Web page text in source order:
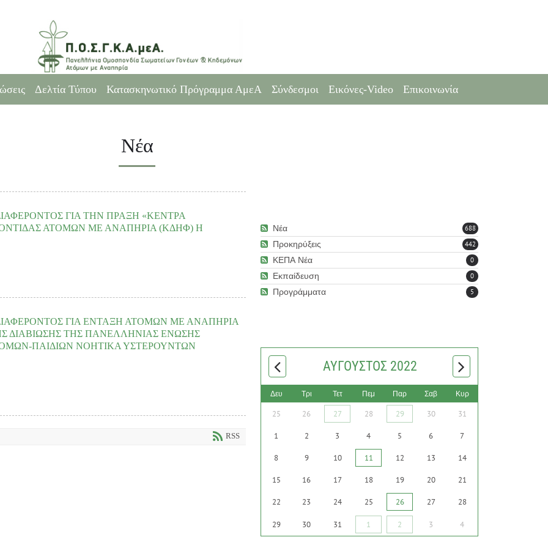
Δελτία Τύπου Κατασκηνωτικό Πρόγραμμα ΑμεΑ Σύνδεσμοι Εικόνες-Video Επικοινωνία
Νέα
ΓΙΑ ΤΗΝ ΠΡΑΞΗ «ΚΕΝΤΡΑ
ΑΤΟΜΩΝ ΜΕ ΑΝΑΠΗΡΙΑ (ΚΔΗΦ) Η
Υστέρηση «Η ΜΕΡΙΜΝΑ» έχοντας υπόψη: την με αριθμό 3131/27-
READ MORE
ΓΙΑ ΕΝΤΑΞΗ ΑΤΟΜΩΝ ΜΕ ΑΝΑΠΗΡΙΑ
ΔΙΑΒΙΩΣΗΣ ΤΗΣ ΠΑΝΕΛΛΗΝΙΑΣ ΕΝΩΣΗΣ
ΠΑΙΔΙΩΝ ΝΟΗΤΙΚΑ ΥΣΤΕΡΟΥΝΤΩΝ
για ένταξη Ατόμων με Αναπηρία (νοητική υστέρηση) στη
RSS
688
Νέα
442
Προκηρύξεις
0
ΚΕΠΑ Νέα
0
Εκπαίδευση
5
Προγράμματα
ΑΎΓΟΥΣΤΟΣ 2022
Δευ Τρι Τετ Πεμ Παρ Σαβ Κυρ
25 26 27 28 29 30 31
1 2 3 4 5 6 7
8 9 10 11 12 13 14
15 16 17 18 19 20 21
22 23 24 25 26 27 28
29 30 31 1 2 3 4